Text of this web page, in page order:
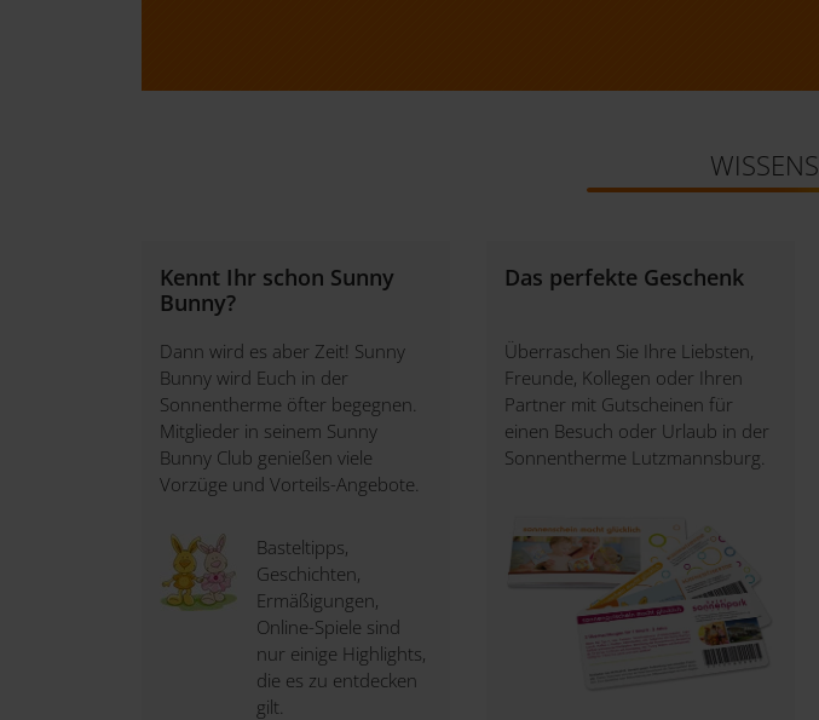
Kennt Ihr schon Sunny
Bunny?
Dann wird es aber Zeit! Sunny
Bunny wird Euch in der
Sonnentherme öfter begegnen.
Mitglieder in seinem Sunny
Bunny Club genießen viele
Vorzüge und Vorteils-Angebote.
Basteltipps,
Geschichten,
Ermäßigungen,
Online-Spiele sind
nur einige Highlights,
die es zu entdecken
gilt.
Das perfekte Geschenk
Überraschen Sie Ihre Liebsten,
Freunde, Kollegen oder Ihren
Partner mit Gutscheinen für
einen Besuch oder Urlaub in der
Sonnentherme Lutzmannsburg.